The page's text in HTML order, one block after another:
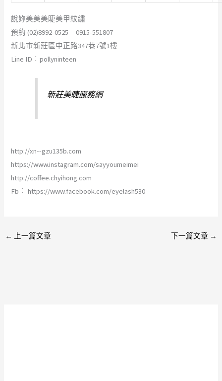
說妳美美美睫美甲紋繡
預約 (02)8992-0525 0915-551807
新北市新莊區中正路347巷7號1樓
Line ID︰pollyninteen
新莊美睫服務網
http://xn--gzu135b.com
https://www.instagram.com/sayyoumeimei
http://coffee.chyihong.com
Fb︰ https://www.facebook.com/eyelash530
← 上一篇文章 下一篇文章 →